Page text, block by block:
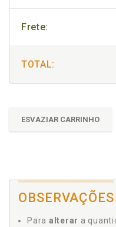
Frete:
TOTAL:
ESVAZIAR CARRINHO
OBSERVAÇÕES
Para alterar a